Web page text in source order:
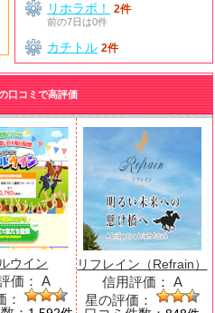
リホラボ！
2件
前の7日は0件
カチトル 2件
口コミで高評価
ウイン
価： A
：
リフレイン（Refrain）
信用評価： A
星の評価：